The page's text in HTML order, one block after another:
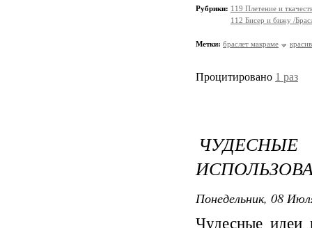
Рубрики: 119 Плетение и
112 Бисер и бижу /
Метки: браслет макраме
Процитировано 1 раз
Понедельник, 08
Чудесные идеи